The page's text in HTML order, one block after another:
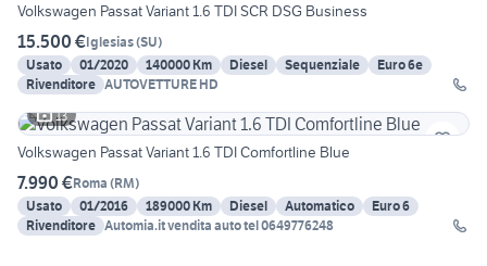
Volkswagen Passat Variant 1.6 TDI SCR DSG Business
15.500 €Iglesias(SU)
Usato
01/2020 140000 Km Diesel Sequenziale
Euro 6e
Rivenditore AUTOVETTURE HD
13
Volkswagen Passat Variant 1.6 TDI Comfortline Blue
7.990 €Roma (RM)
Usato
01/2016 189000 Km Diesel Automatico
Euro 6
Rivenditore Automia.it vendita auto tel 0649776248